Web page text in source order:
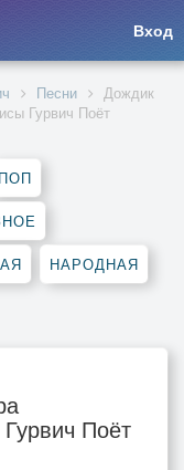
Вход
Песни
Дождик
Гурвич Поёт
ПОП
НАРОДНАЯ
Поёт